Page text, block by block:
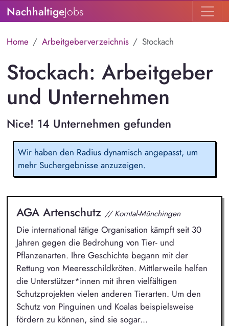
NachhaltigeJobs
Home Arbeitgeberverzeichnis Stockach
Stockach: Arbeitgeber
und Unternehmen
Nice! 14 Unternehmen gefunden
Wir haben den Radius dynamisch angepasst, um
mehr Suchergebnisse anzuzeigen.
AGA Artenschutz // Korntal-Münchingen
Die international tätige Organisation kämpft seit 30
Jahren gegen die Bedrohung von Tier- und
Pflanzenarten. Ihre Geschichte begann mit der
Rettung von Meeresschildkröten. Mittlerweile helfen
die Unterstützer*innen mit ihren vielfältigen
Schutzprojekten vielen anderen Tierarten. Um den
Schutz von Pinguinen und Koalas beispielsweise
fördern zu können, sind sie sogar...